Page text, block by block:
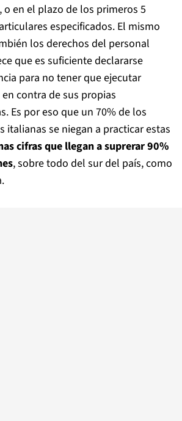
o en el plazo de los primeros 5
especificados. El mismo
los derechos del personal
que es suficiente declararse
para no tener que ejecutar
contra de sus propias
Es por eso que un 70% de los
italianas se niegan a practicar estas
cifras que llegan a suprerar 90%
, sobre todo del sur del país, como